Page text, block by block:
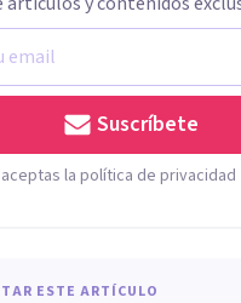
Suscríbete
la política de privacidad
ESTE ARTÍCULO